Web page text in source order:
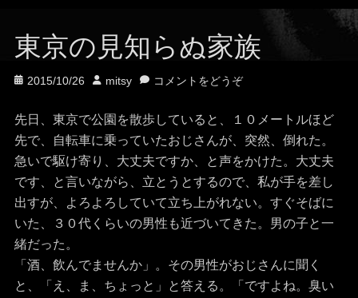
東京の見知らぬ家族
投
日
2015/10/26
投
者
mitsy コメントをどうぞ
先日、東京で公園を散歩していると、１０メートルほど
先で、自転車に乗っていたおじさんが、突然、倒れた。
急いで駆け寄り、大丈夫ですか、と声をかけた。大丈夫
です、と言いながら、立とうとするので、私が手を差し
出すが、よろよろしていて立ち上がれない。すぐそばに
いた、３０代くらいの男性も近づいてきた。男の子と一
緒だった。
「酒、飲んでませんか」。その男性がおじさんに聞く
と、「え、ま、ちょっと」と答える。「ですよね。臭い